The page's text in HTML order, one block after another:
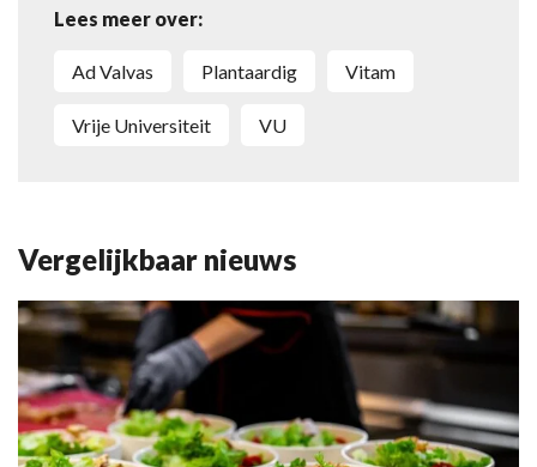
Lees meer over:
Ad Valvas plantaardig Vitam
Vrije Universiteit VU
Vergelijkbaar nieuws